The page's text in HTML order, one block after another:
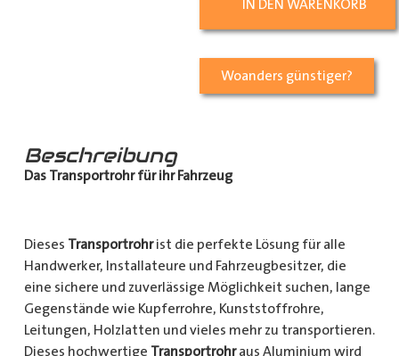
IN DEN WARENKORB
Woanders günstiger?
Beschreibung
Das Transportrohr für ihr Fahrzeug
Dieses Transportrohrist die perfekte Lösung für alle
Handwerker, Installateure und Fahrzeugbesitzer, die
eine sichere und zuverlässige Möglichkeit suchen, lange
Gegenstände wie Kupferrohre, Kunststoffrohre,
Leitungen, Holzlatten und vieles mehr zu transportieren.
Dieses hochwertige Transportrohraus Aluminium wird